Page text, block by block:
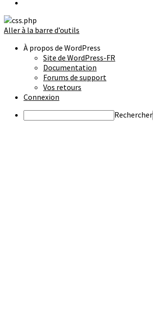
Aller à la barre d’outils
À propos de WordPress
Site de WordPress-FR
Documentation
Forums de support
Vos retours
Connexion
Rechercher